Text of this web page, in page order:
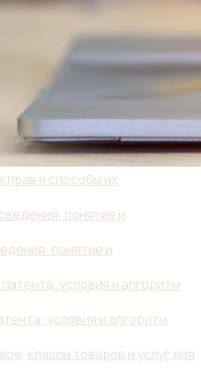
прав и способы их
понятие и
условия и алгоритм